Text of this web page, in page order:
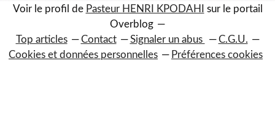
Voir le profil de Pasteur HENRI KPODAHI
sur le portail
Overblog
Top articles
Contact Signaler un abus
C.G.U.
Cookies et données personnelles
Préférences cookies